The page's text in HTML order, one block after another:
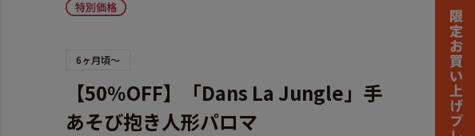
6ヶ月頃～
【50％OFF】「Dans La Jungle」手
あそび抱き人形パロマ